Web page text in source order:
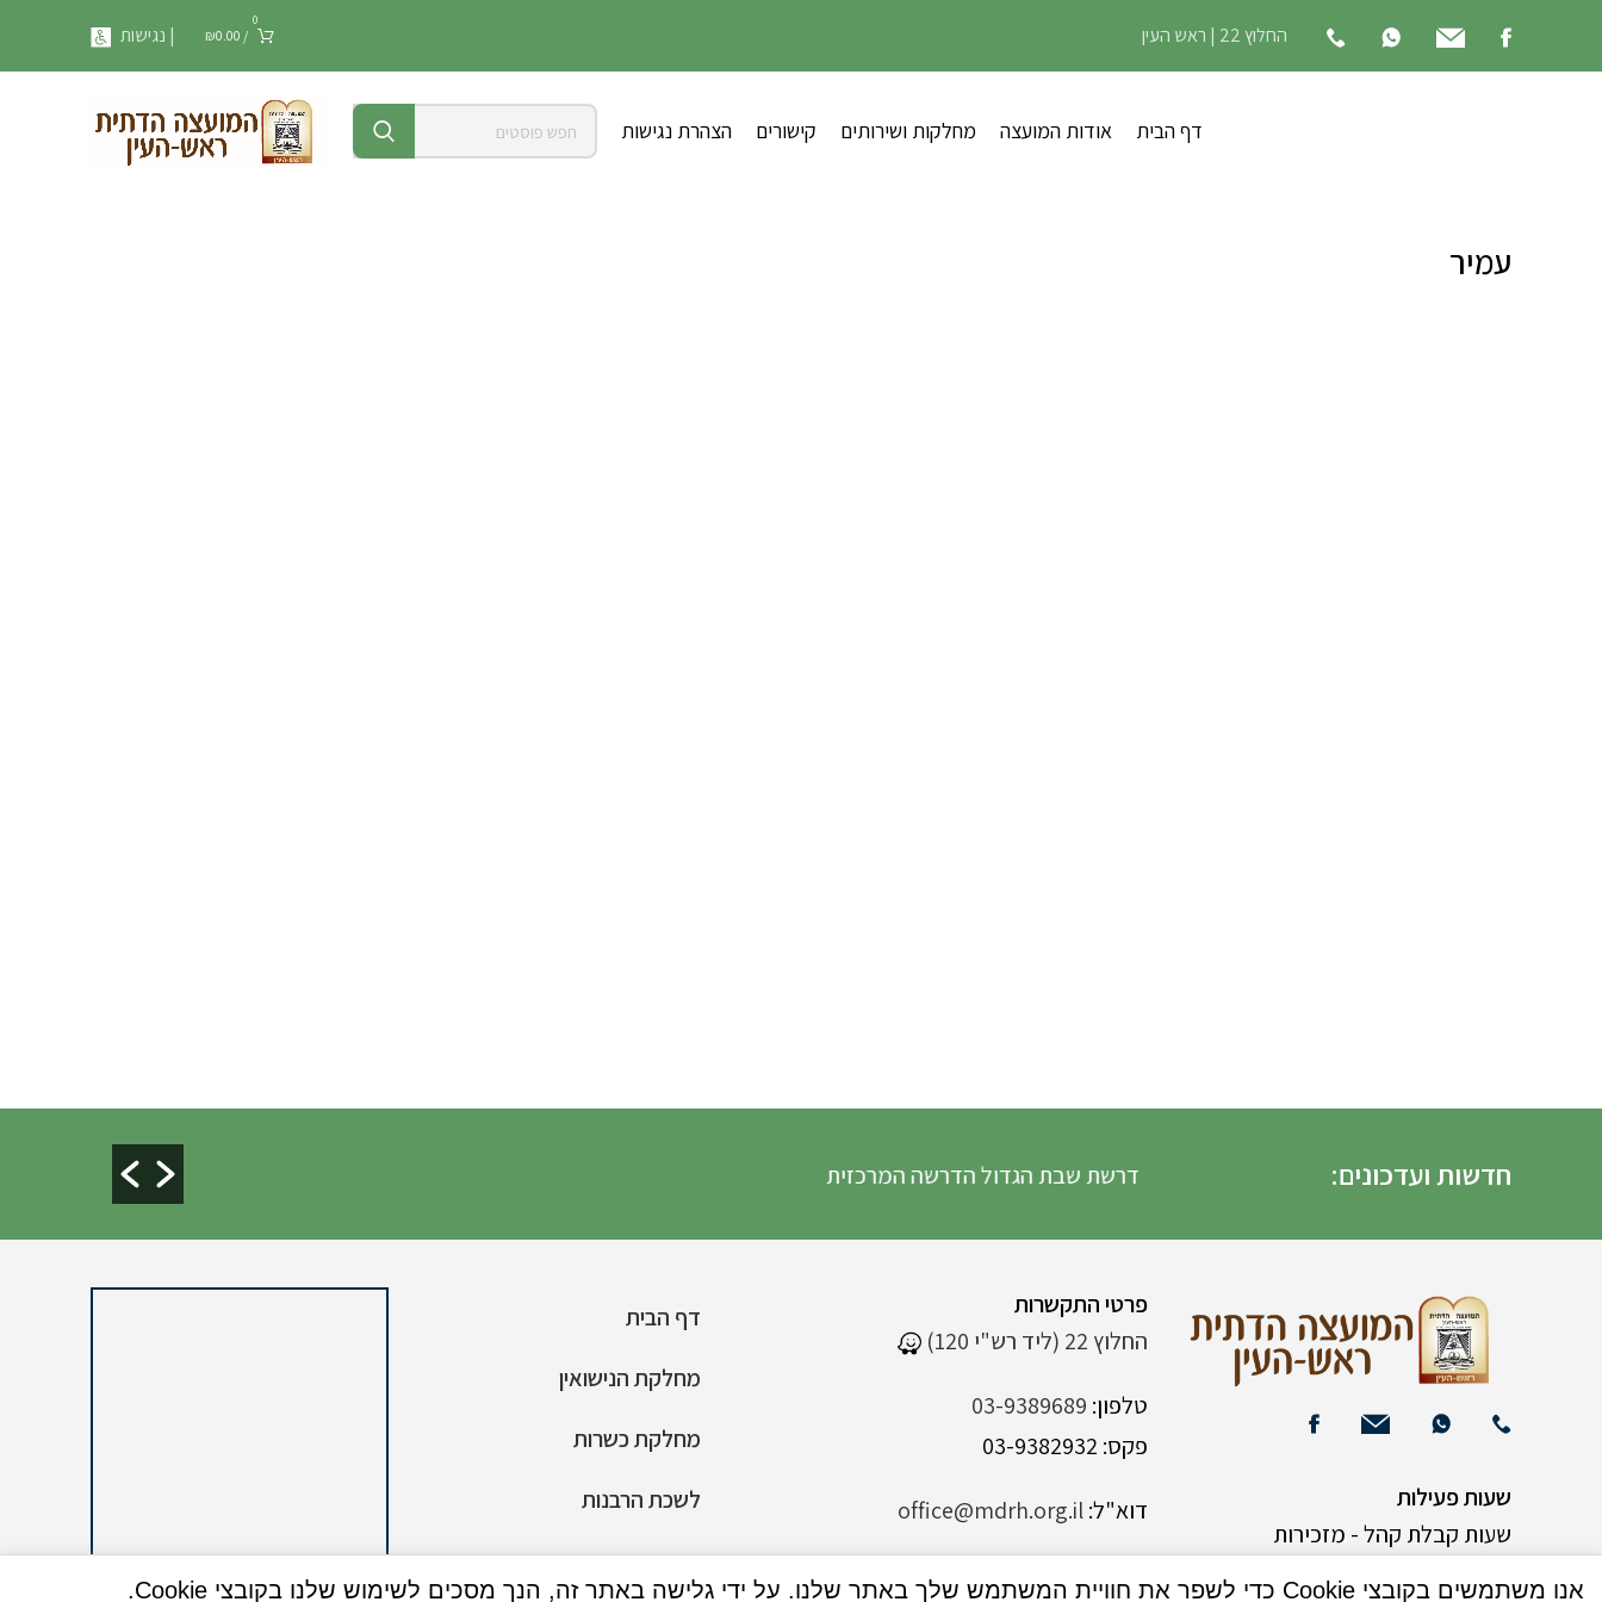
החלוץ 22 | ראש העין
0
/
₪0.00 | נגישות
דף הבית אודות המועצה מחלקות ושירותים קישורים הצהרת נגישות
עמיר
חדשות ועדכונים: דרשת שבת הגדול הדרשה המרכזית
דף הבית
מחלקת הנישואין
מחלקת כשרות
לשכת הרבנות
הצהרת נגישות
פרטי התקשרות
החלוץ 22 (ליד רש"י 120)
טלפון: 03-9389689
פקס: 03-9382932
דוא"ל:office@mdrh.org.il
שעות פעילות
שעות קבלת קהל - מזכירות
אנו משתמשים בקובצי Cookie כדי לשפר את חוויית המשתמש שלך באתר שלנו. על ידי גלישה באתר זה, הנך מסכים לשימוש שלנו בקובצי Cookie.